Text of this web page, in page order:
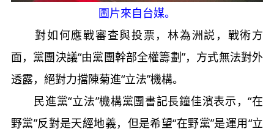
圖片來自台媒。
對如何應戰審查與投票，林為洲説，戰術方
面，黨團決議“由黨團幹部全權籌劃”，方式無法對外
透露，絕對力擋陳菊進“立法”機構。
民進黨“立法”機構黨團書記長鐘佳濱表示，“在
野黨”反對是天經地義，但是希望“在野黨”是運用“立